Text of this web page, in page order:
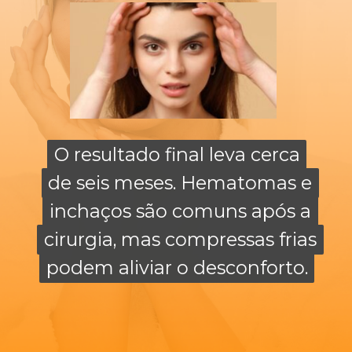
O resultado final leva cerca
de seis meses. Hematomas e
inchaços são comuns após a
cirurgia, mas compressas frias
podem aliviar o desconforto.
O resultado final leva cerca
de seis meses. Hematomas e
inchaços são comuns após a
cirurgia, mas compressas frias
podem aliviar o desconforto.